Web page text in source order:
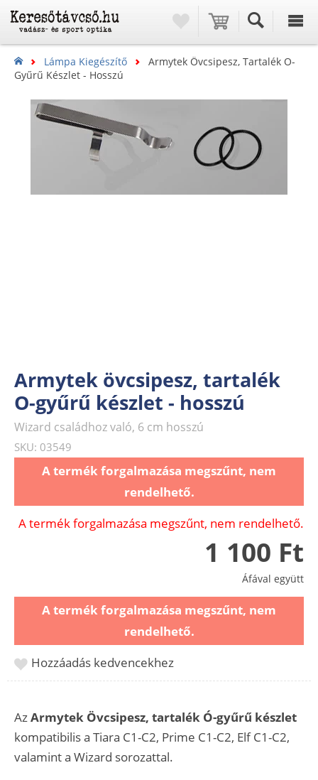
Lámpa Kiegészítő
Armytek Övcsipesz, Tartalék O-
Gyűrű Készlet - Hosszú
Armytek övcsipesz, tartalék
O-gyűrű készlet - hosszú
Wizard családhoz való, 6 cm hosszú
SKU: 03549
A termék forgalmazása megszűnt, nem
rendelhető.
A termék forgalmazása megszűnt, nem rendelhető.
1 100 Ft
Áfával együtt
A termék forgalmazása megszűnt, nem
rendelhető.
Hozzáadás kedvencekhez
AzArmytek Övcsipesz, tartalék Ó-gyűrű készlet
kompatibilis a Tiara C1-C2, Prime C1-C2, Elf C1-C2,
valamint a Wizard sorozattal.